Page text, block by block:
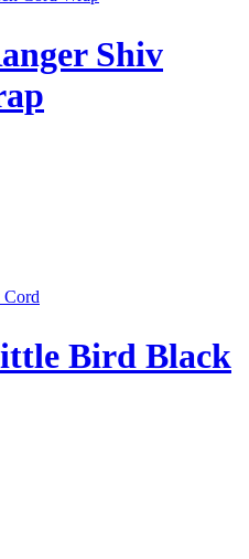
Shiv
Bird Black